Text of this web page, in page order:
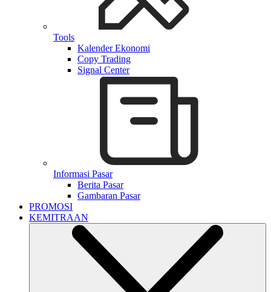
Tools
Kalender Ekonomi
Copy Trading
Signal Center
Informasi Pasar
Berita Pasar
Gambaran Pasar
PROMOSI
KEMITRAAN